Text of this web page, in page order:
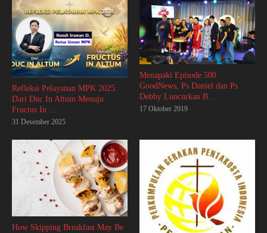
Refleksi Pelayanan MPK 2025:
Dari Duc In Altum Menuju
Fructus In ...
31 Desember 2025
Menapaki Episode 500
GoodNews, Ps Daniel dan Ps
Debby Luncurkan B ...
17 Oktober 2019
How Skipping Breakfast May Be